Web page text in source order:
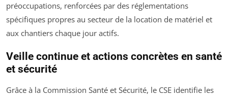
préoccupations, renforcées par des réglementations
spécifiques propres au secteur de la location de matériel et
aux chantiers chaque jour actifs.
Veille continue et actions concrètes en santé
et sécurité
Grâce à la Commission Santé et Sécurité, le CSE identifie les